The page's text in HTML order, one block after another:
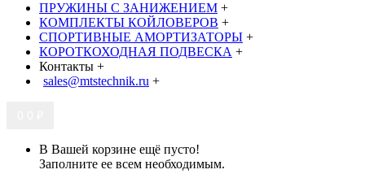
ПРУЖИНЫ С ЗАНИЖЕНИЕМ +
КОМПЛЕКТЫ КОЙЛОВЕРОВ +
СПОРТИВНЫЕ АМОРТИЗАТОРЫ +
КОРОТКОХОДНАЯ ПОДВЕСКА +
Контакты +
sales@mtstechnik.ru +
В Вашей корзине ещё пусто!
Заполните ее всем необходимым.